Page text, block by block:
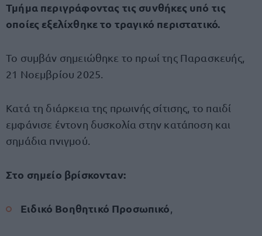
Τμήμα περιγράφοντας τις συνθήκες υπό τις
οποίες εξελίχθηκε το τραγικό περιστατικό.
Το συμβάν σημειώθηκε το πρωί της Παρασκευής,
21 Νοεμβρίου 2025.
Κατά τη διάρκεια της πρωινής σίτισης, το παιδί
εμφάνισε έντονη δυσκολία στην κατάποση και
σημάδια πνιγμού.
Στο σημείο βρίσκονταν:
Ειδικό Βοηθητικό Προσωπικό